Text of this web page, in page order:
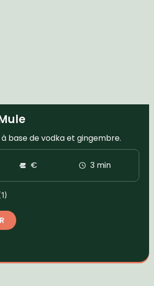
base de vodka et gingembre.
€ 3 min
1)